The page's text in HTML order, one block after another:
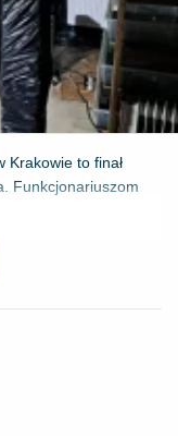
Krakowie to finał
Funkcjonariuszom